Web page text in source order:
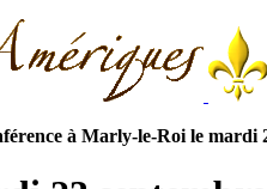
à Marly-le-Roi le mardi